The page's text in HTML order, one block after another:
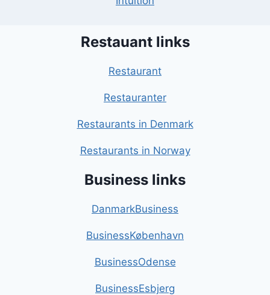
Restauant links
Restaurant
Restauranter
Restaurants in Denmark
Restaurants in Norway
Business links
DanmarkBusiness
BusinessKøbenhavn
BusinessOdense
BusinessEsbjerg